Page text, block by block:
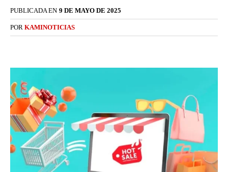
PUBLICADA EN 9 DE MAYO DE 2025
POR KAMINOTICIAS